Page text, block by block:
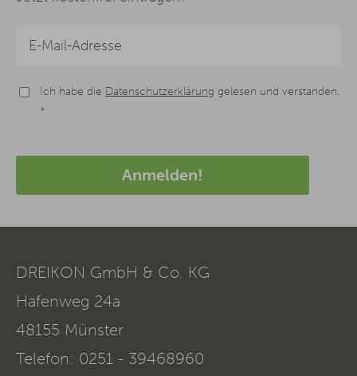
Ich habe die Datenschutzerklärung gelesen und verstanden.
*
Anmelden!
DREIKON GmbH & Co. KG
Hafenweg 24a
48155 Münster
Telefon: 0251 - 39468960